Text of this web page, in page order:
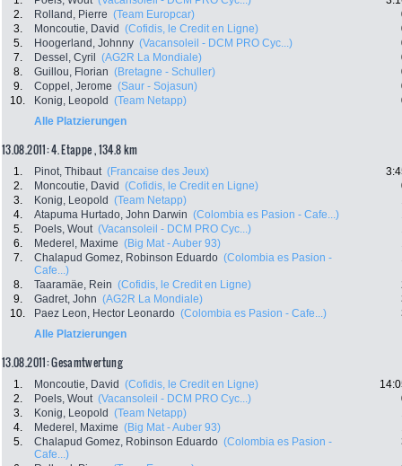
2.
Rolland, Pierre (Team Europcar)
3.
Moncoutie, David (Cofidis, le Credit en Ligne)
5.
Hoogerland, Johnny (Vacansoleil - DCM PRO Cyc...)
7.
Dessel, Cyril (AG2R La Mondiale)
8.
Guillou, Florian (Bretagne - Schuller)
9.
Coppel, Jerome (Saur - Sojasun)
10.
Konig, Leopold (Team Netapp)
Alle Platzierungen
13.08.2011: 4. Etappe , 134.8 km
1. Pinot, Thibaut (Francaise des Jeux)
2.
Moncoutie, David (Cofidis, le Credit en Ligne)
3.
Konig, Leopold (Team Netapp)
4.
Atapuma Hurtado, John Darwin (Colombia es Pasion - Cafe...)
5.
Poels, Wout (Vacansoleil - DCM PRO Cyc...)
6.
Mederel, Maxime (Big Mat - Auber 93)
7.
Chalapud Gomez, Robinson Eduardo (Colombia es Pasion -
Cafe...)
8. Taaramäe, Rein (Cofidis, le Credit en Ligne)
9.
Gadret, John (AG2R La Mondiale)
10.
Paez Leon, Hector Leonardo (Colombia es Pasion - Cafe...)
Alle Platzierungen
13.08.2011: Gesamtwertung
1. Moncoutie, David (Cofidis, le Credit en Ligne)
2.
Poels, Wout (Vacansoleil - DCM PRO Cyc...)
3.
Konig, Leopold (Team Netapp)
4.
Mederel, Maxime (Big Mat - Auber 93)
5.
Chalapud Gomez, Robinson Eduardo (Colombia es Pasion -
Cafe...)